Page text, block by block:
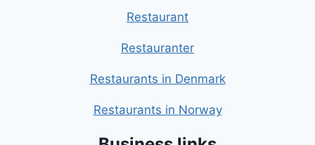
Restaurant
Restauranter
Restaurants in Denmark
Restaurants in Norway